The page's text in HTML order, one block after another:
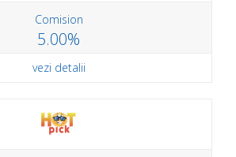
Comision
5.00%
vezi detalii